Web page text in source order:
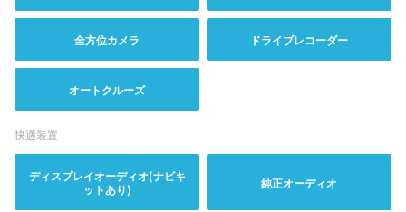
全方位カメラ ドライブレコーダー
オートクルーズ
快適装置
ディスプレイオーディオ(ナビキ
ットあり)
純正オーディオ